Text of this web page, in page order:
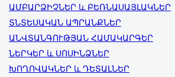
ԱՄԲԱՐՁԻՉՆԵՐ և ԲԵՌՆԱՍԱՅԼԱԿՆԵՐ
ՏՆՏԵՍԱԿԱՆ ԱՊՐԱՆՔՆԵՐ
ԱՆՎՏԱՆԳՈՒԹՅԱՆ ՀԱՄԱԿԱՐԳԵՐ
ՆԵՐԿԵՐ և ՍՈՍԻՆՁՆԵՐ
ԽՈՂՈՎԱԿՆԵՐ և ԴԵՏԱԼՆԵՐ